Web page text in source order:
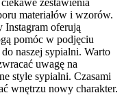
zestawienia
materiałów i wzorów.
Instagram oferują
pomóc w podjęciu
naszej sypialni. Warto
uwagę na
style sypialni. Czasami
wnętrzu nowy charakter.